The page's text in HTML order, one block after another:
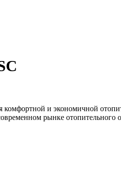
и экономичной
рынке отопительного